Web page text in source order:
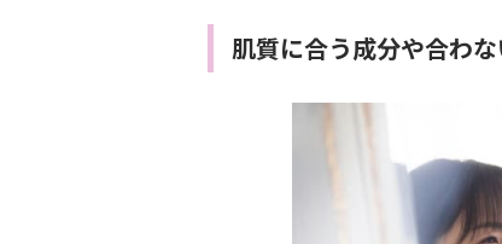
肌質に合う成分や合わ